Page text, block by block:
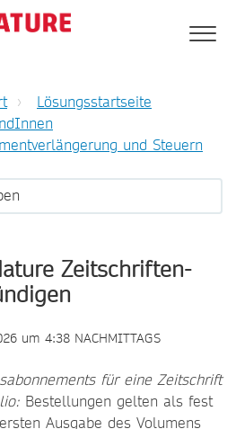
Lösungsstartseite
und Steuern
Zeitschriften-
um 4:38 NACHMITTAGS
für eine Zeitschrift
Bestellungen gelten als fest
Ausgabe des Volumens